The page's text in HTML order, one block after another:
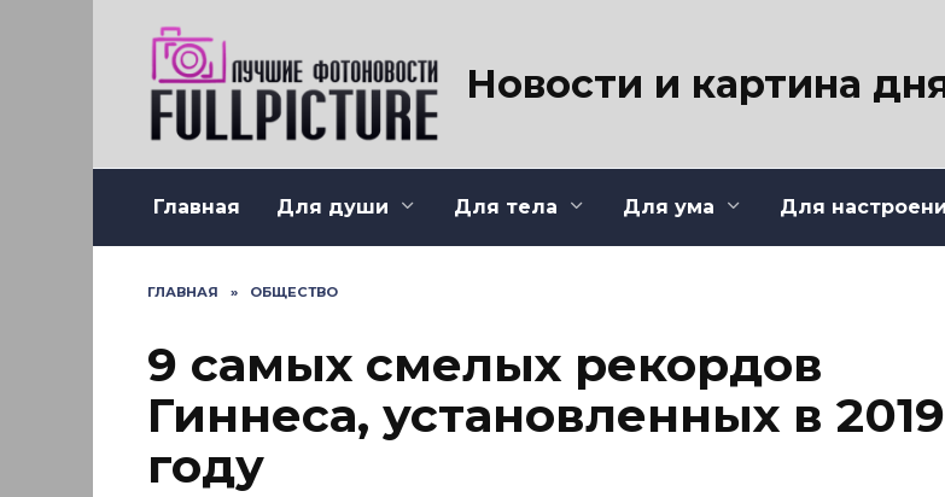
Новости и картина
Главная Для души Для тела Для ума Для
ГЛАВНАЯ » ОБЩЕСТВО
9 самых смелых рекордов
Гиннеса, установленных в 2019
году